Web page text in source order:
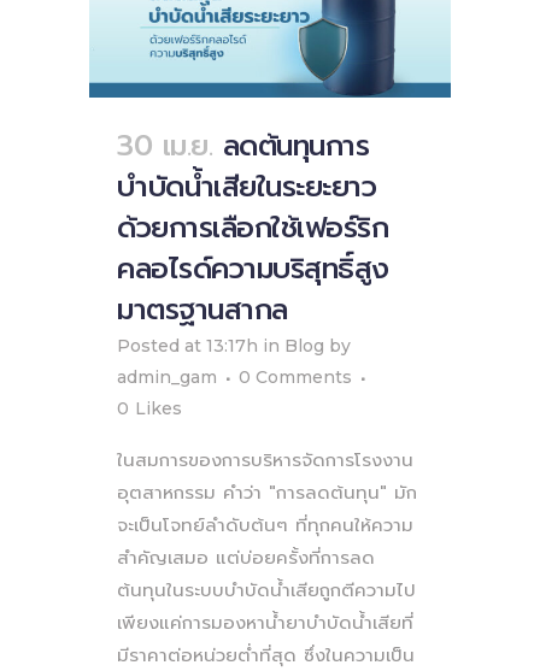
30 เม.ย. ลดต้นทุนการ
บำบัดน้ำเสียในระยะยาว
ด้วยการเลือกใช้เฟอร์ริก
คลอไรด์ความบริสุทธิ์สูง
มาตรฐานสากล
Posted at 13:17h in Blog by
admin_gam
0 Comments
0 Likes
ในสมการของการบริหารจัดการโรงงาน
อุตสาหกรรม คำว่า "การลดต้นทุน" มัก
จะเป็นโจทย์ลำดับต้นๆ ที่ทุกคนให้ความ
สำคัญเสมอ แต่บ่อยครั้งที่การลด
ต้นทุนในระบบบำบัดน้ำเสียถูกตีความไป
เพียงแค่การมองหาน้ำยาบำบัดน้ำเสียที่
มีราคาต่อหน่วยต่ำที่สุด ซึ่งในความเป็น